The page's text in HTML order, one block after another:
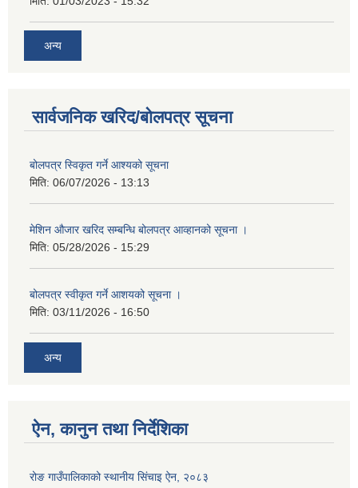
अन्य
सार्वजनिक खरिद/बोलपत्र सूचना
बोलपत्र स्विकृत गर्ने आश्यको सूचना
मिति: 06/07/2026 - 13:13
मेशिन औजार खरिद सम्बन्धि बोलपत्र आव्हानको सूचना ।
मिति: 05/28/2026 - 15:29
बोलपत्र स्वीकृत गर्ने आशयको सूचना ।
मिति: 03/11/2026 - 16:50
अन्य
ऐन, कानुन तथा निर्देशिका
रोङ गाउँपालिकाको स्थानीय सिंचाइ ऐन, २०८३